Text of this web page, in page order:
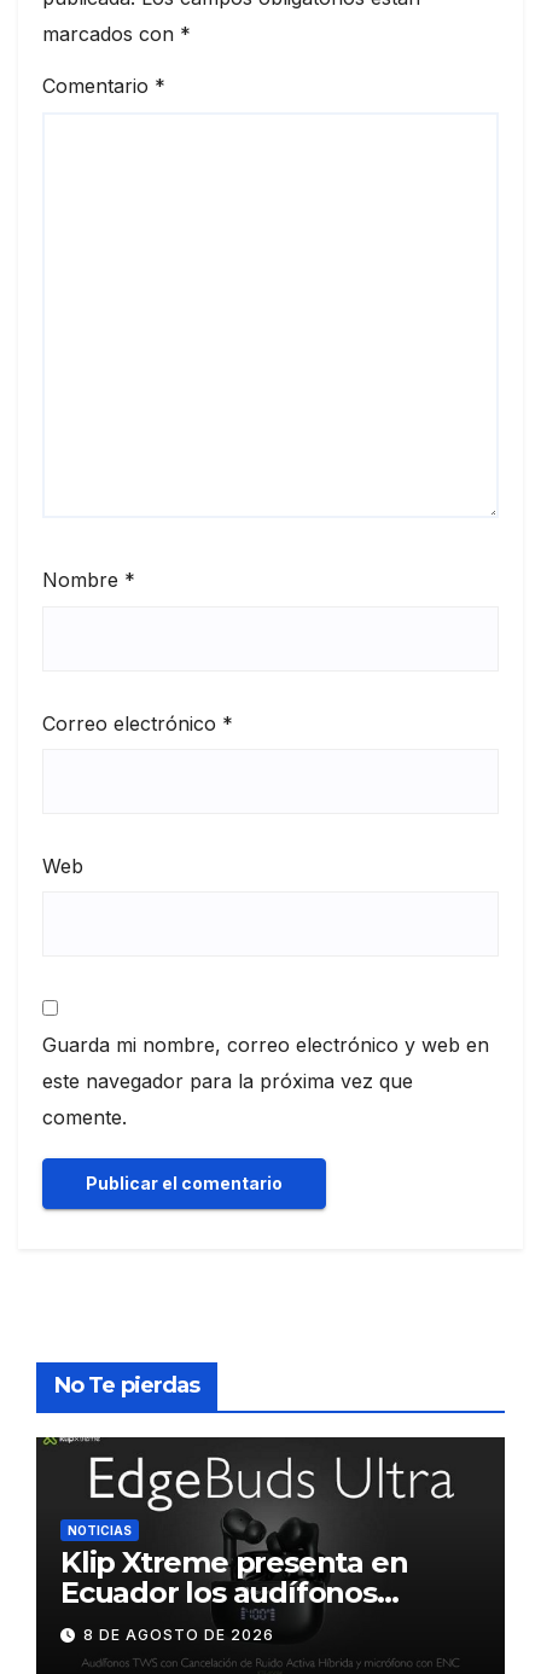
marcados con *
Comentario *
Nombre *
Correo electrónico *
Web
Guarda mi nombre, correo electrónico y web en
este navegador para la próxima vez que
comente.
No Te pierdas
NOTICIAS
Klip Xtreme presenta en
Ecuador los audífonos
DynaBuds con sonido
inteligente y control táctil
8 DE AGOSTO DE 2026